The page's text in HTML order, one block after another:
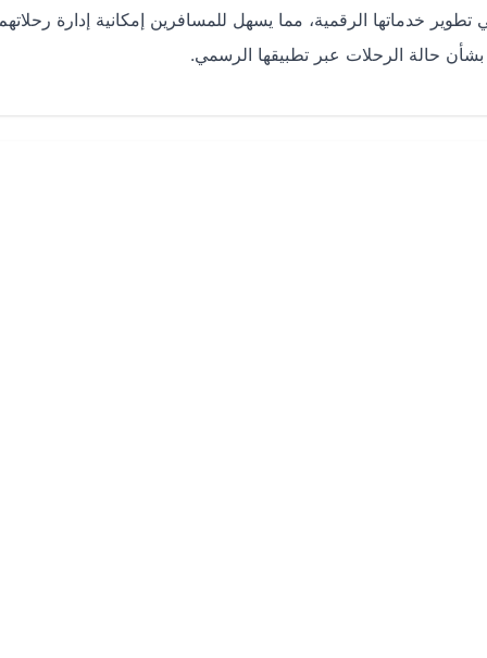
خدماتها الرقمية، مما يسهل للمسافرين إمكانية إدارة
بشأن حالة الرحلات عبر تطبيقها الرسمي.